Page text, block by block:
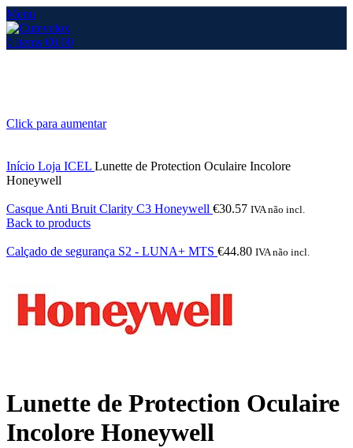
Menu
0 items €0.00
Click para aumentar
Início Loja ICEL Lunette de Protection Oculaire Incolore
Honeywell
Casque Anti Bruit Clarity C3 Honeywell €30.57 IVA não incl.
Back to products
Calçado de segurança S2 - LUNA+ MTS €44.80 IVA não incl.
Lunette de Protection Oculaire
Incolore Honeywell